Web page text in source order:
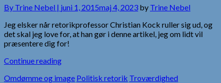
By Trine Nebel | juni 1, 2015maj 4, 2023 by Trine Nebel
Jeg elsker når retorikprofessor Christian Kock ruller sig ud, og
det skal jeg love for, at han gør i denne artikel, jeg om lidt vil
præsentere dig for!
Continue reading
Omdømme og image Politisk retorik Troværdighed